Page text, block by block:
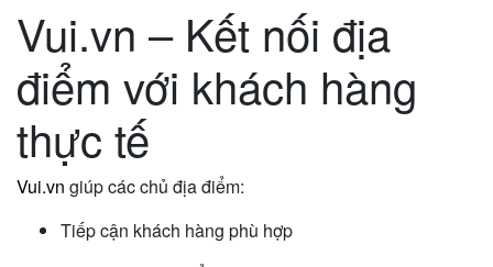
Vui.vn – Kết nối địa
điểm với khách hàng
thực tế
Vui.vn giúp các chủ địa điểm:
Tiếp cận khách hàng phù hợp